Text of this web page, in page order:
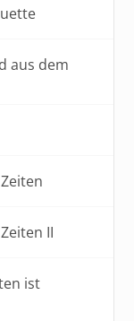
aus dem
II
ist